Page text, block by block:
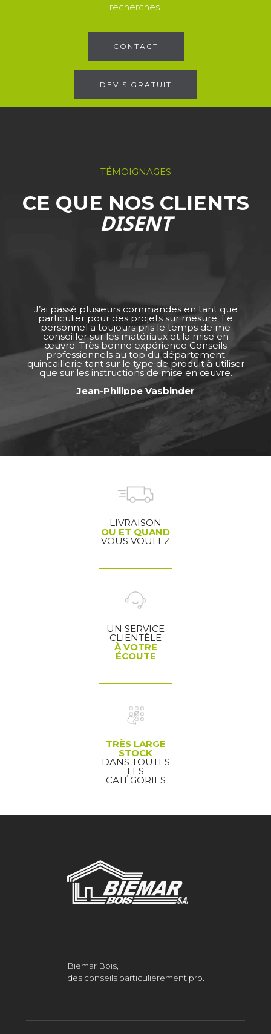
recherches.
CONTACT
DEVIS GRATUIT
TÉMOIGNAGES
CE QUE NOS CLIENTS
DISENT
J’ai passé plusieurs commandes en tant que
particulier pour des projets sur mesure. Le
personnel a toujours pris le temps de me
conseiller sur les matériaux et la mise en
œuvre. Très bonne expérience Conseils
professionnels au top du département
quincaillerie tant sur le type de produit à utiliser
que sur les instructions de mise en œuvre.
Jean-Philippe Vasbinder
LIVRAISON
OU ET QUAND
VOUS VOULEZ
UN SERVICE
CLIENTÈLE
À VOTRE
ÉCOUTE
TRÈS LARGE
STOCK
DANS TOUTES
LES
CATÉGORIES
Biemar Bois,
des conseils particulièrement pro.